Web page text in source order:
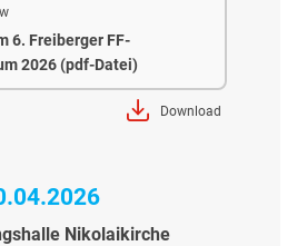
6. Freiberger FF-
2026 (pdf-Datei)
Download
Nikolaikirche